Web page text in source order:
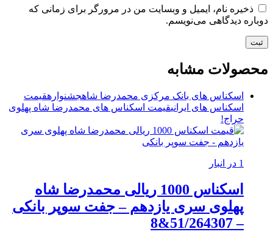
ذخیره نام، ایمیل و وبسایت من در مرورگر برای زمانی که
دوباره دیدگاهی می‌نویسم.
محصولات مشابه
اسکناس های بانک مرکزی محمدرضا شاهجشنوارهقیمت
اسکناس های ایرانیقیمت اسکناس های محمدرضا شاه پهلوی
حراج!
1 در انبار
اسکناس 1000 ریالی محمدرضا شاه
پهلوی سری یازدهم – جفت سوپر بانکی
– 51/264307&8